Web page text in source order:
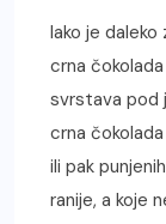
Iako je
crna
svrstava pod
crna
ili pak
ranije, a koje